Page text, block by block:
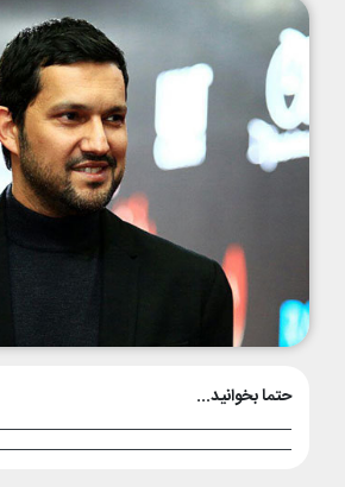
حتما بخوانید...